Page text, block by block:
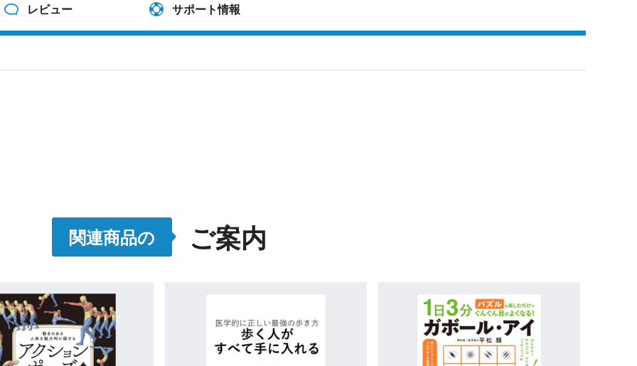
・名刺入れを香らせる
・塗るお香「塗香：ずこう」のすすめ
・携帯用お香ケースの作り方
・香炉でお香をたいてみる
・「空薫：そらだき」のすすめ
・「香道：こうどう」の世界に触れる
●京都お香ショップめぐりマップ
・お店の体験コースで楽しむ
レビュー サポート情報
関連商品の ご案内